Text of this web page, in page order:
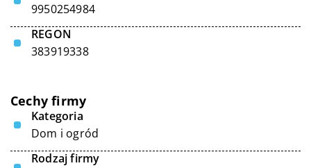
9950254984
REGON
383919338
Cechy firmy
Kategoria
Dom i ogród
Rodzaj firmy